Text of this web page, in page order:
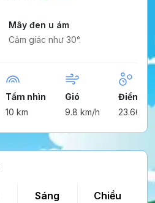
Mây đen u ám
Cảm giác như 30°.
Tầm nhìn
10 km
Gió
9.8 km/h
Điểm
23.66°
Sáng Chiều